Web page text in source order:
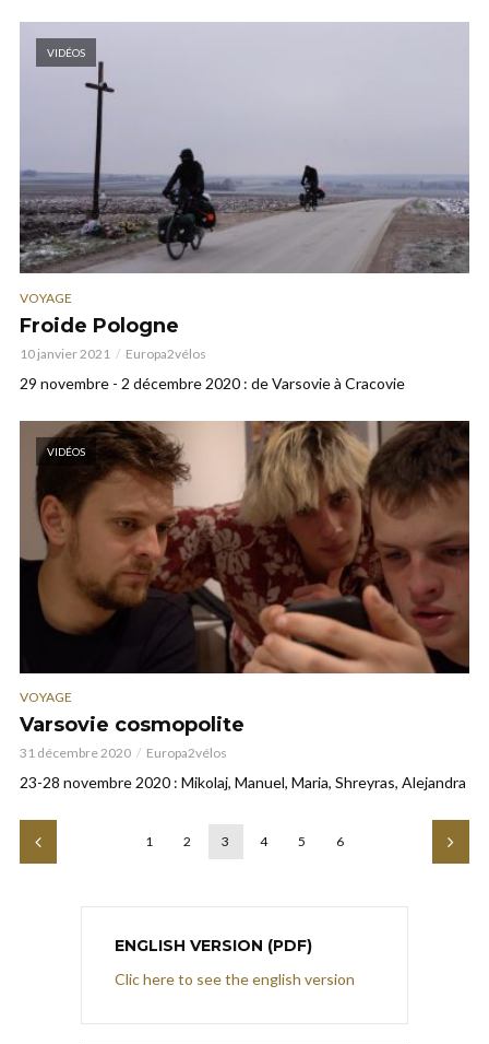
VIDÉOS
VOYAGE
Froide Pologne
10 janvier 2021 Europa2vélos
29 novembre - 2 décembre 2020 : de Varsovie à Cracovie
VIDÉOS
VOYAGE
Varsovie cosmopolite
31 décembre 2020 Europa2vélos
23-28 novembre 2020 : Mikolaj, Manuel, Maria, Shreyras, Alejandra
1 2 3 4 5 6
ENGLISH VERSION (PDF)
Clic here to see the english version